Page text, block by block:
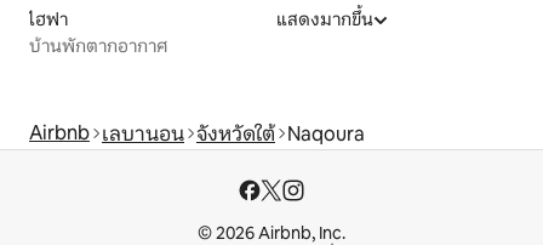
ไฮฟา
บ้านพักตากอากาศ
แสดงมากขึ้น
Airbnb เลบานอน จังหวัดใต้ Naqoura
© 2026 Airbnb, Inc.